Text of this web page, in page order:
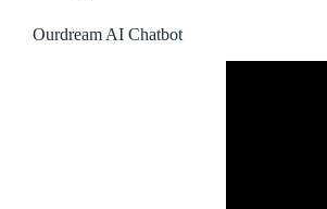
Ourdream AI Chatbot